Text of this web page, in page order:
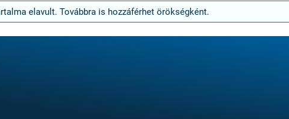
elavult. Továbbra is hozzáférhet örökségként.